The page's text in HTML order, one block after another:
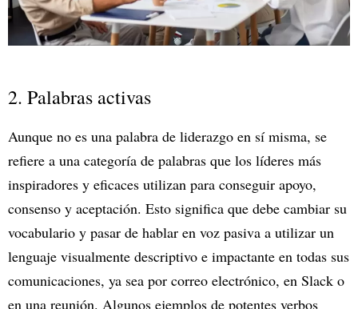
2. Palabras activas
Aunque no es una palabra de liderazgo en sí misma, se
refiere a una categoría de palabras que los líderes más
inspiradores y eficaces utilizan para conseguir apoyo,
consenso y aceptación. Esto significa que debe cambiar su
vocabulario y pasar de hablar en voz pasiva a utilizar un
lenguaje visualmente descriptivo e impactante en todas sus
comunicaciones, ya sea por correo electrónico, en Slack o
en una reunión. Algunos ejemplos de potentes verbos